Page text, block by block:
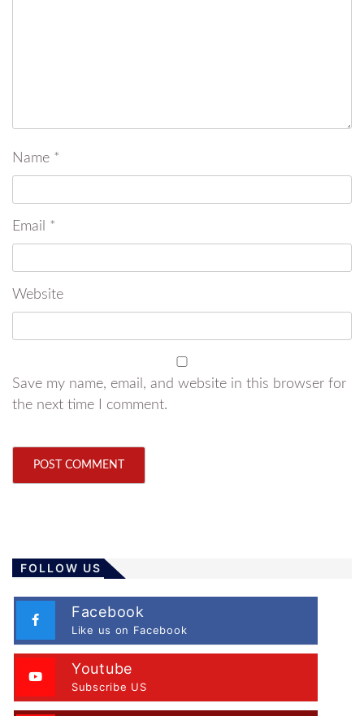
Name *
Email *
Website
Save my name, email, and website in this browser for
the next time I comment.
FOLLOW US
Facebook
Like us on Facebook
Youtube
Subscribe US